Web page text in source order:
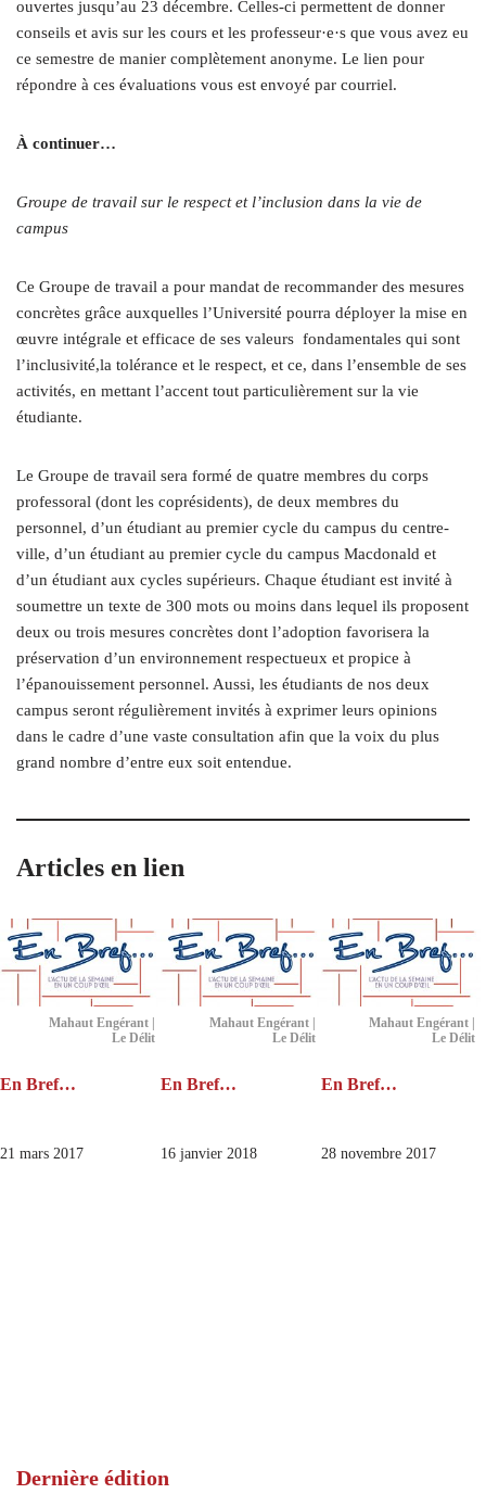
ouvertes jusqu’au 23 décembre. Celles-ci permettent de donner
conseils et avis sur les cours et les professeur·e·s que vous avez eu
ce semestre de manier complètement anonyme. Le lien pour
répondre à ces évaluations vous est envoyé par courriel.
À continuer…
Groupe de travail sur le respect et l’inclusion dans la vie de
campus
Ce Groupe de travail a pour mandat de recommander des mesures
concrètes grâce auxquelles l’Université pourra déployer la mise en
œuvre intégrale et efficace de ses valeurs fondamentales qui sont
l’inclusivité,la tolérance et le respect, et ce, dans l’ensemble de ses
activités, en mettant l’accent tout particulièrement sur la vie
étudiante.
Le Groupe de travail sera formé de quatre membres du corps
professoral (dont les coprésidents), de deux membres du
personnel, d’un étudiant au premier cycle du campus du centre-
ville, d’un étudiant au premier cycle du campus Macdonald et
d’un étudiant aux cycles supérieurs. Chaque étudiant est invité à
soumettre un texte de 300 mots ou moins dans lequel ils proposent
deux ou trois mesures concrètes dont l’adoption favorisera la
préservation d’un environnement respectueux et propice à
l’épanouissement personnel. Aussi, les étudiants de nos deux
campus seront régulièrement invités à exprimer leurs opinions
dans le cadre d’une vaste consultation afin que la voix du plus
grand nombre d’entre eux soit entendue.
Articles en lien
Mahaut Engérant |
Le Délit
En Bref…
21 mars 2017
Mahaut Engérant |
Le Délit
En Bref…
16 janvier 2018
Mahaut Engérant |
Le Délit
En Bref…
28 novembre 2017
Dernière édition